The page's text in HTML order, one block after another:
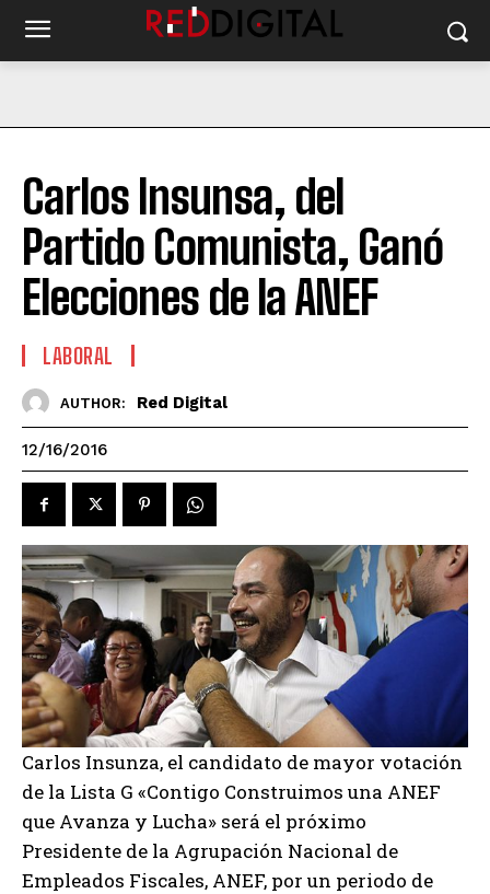
Carlos Insunsa, del
Partido Comunista, Ganó
Elecciones de la ANEF
LABORAL
AUTHOR: Red Digital
12/16/2016
Carlos Insunza, el candidato de mayor votación
de la Lista G «Contigo Construimos una ANEF
que Avanza y Lucha» será el próximo
Presidente de la Agrupación Nacional de
Empleados Fiscales, ANEF, por un periodo de